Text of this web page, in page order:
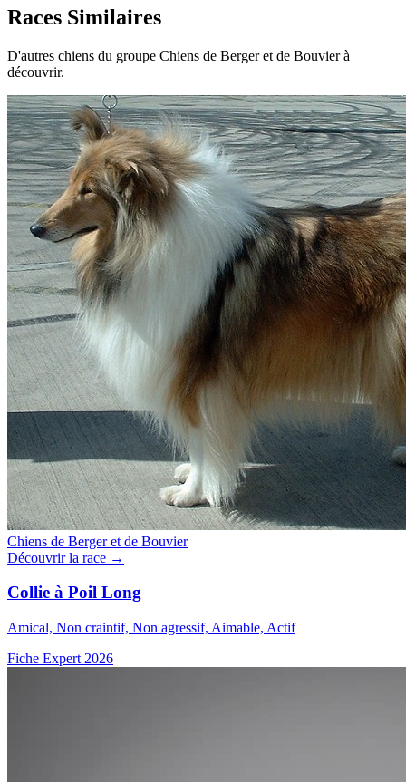
Races Similaires
D'autres chiens du groupe Chiens de Berger et de Bouvier à
découvrir.
Chiens de Berger et de Bouvier
Découvrir la race →
Collie à Poil Long
Amical, Non craintif, Non agressif, Aimable, Actif
Fiche Expert 2026